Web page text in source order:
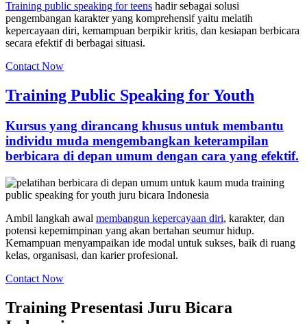
Training public speaking for teens hadir sebagai solusi
pengembangan karakter yang komprehensif yaitu melatih
kepercayaan diri, kemampuan berpikir kritis, dan kesiapan berbicara
secara efektif di berbagai situasi.
Contact Now
Training Public Speaking for Youth
Kursus yang dirancang khusus untuk membantu
individu muda mengembangkan keterampilan
berbicara di depan umum dengan cara yang efektif.
Ambil langkah awal membangun kepercayaan diri, karakter, dan
potensi kepemimpinan yang akan bertahan seumur hidup.
Kemampuan menyampaikan ide modal untuk sukses, baik di ruang
kelas, organisasi, dan karier profesional.
Contact Now
Training Presentasi Juru Bicara